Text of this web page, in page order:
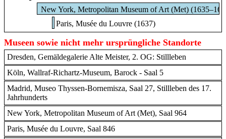
New York, Metropolitan Museum of Art (Met)
Paris, Musée du Louvre (1637)
Museen sowie nicht mehr ursprüngliche Standorte
Dresden, Gemäldegalerie Alte Meister, 2. OG: Stillleben
Köln, Wallraf-Richartz-Museum, Barock - Saal 5
Madrid, Museo Thyssen-Bornemisza, Saal 27, Stillleben des 17.
Jahrhunderts
New York, Metropolitan Museum of Art (Met), Saal 964
Paris, Musée du Louvre, Saal 846